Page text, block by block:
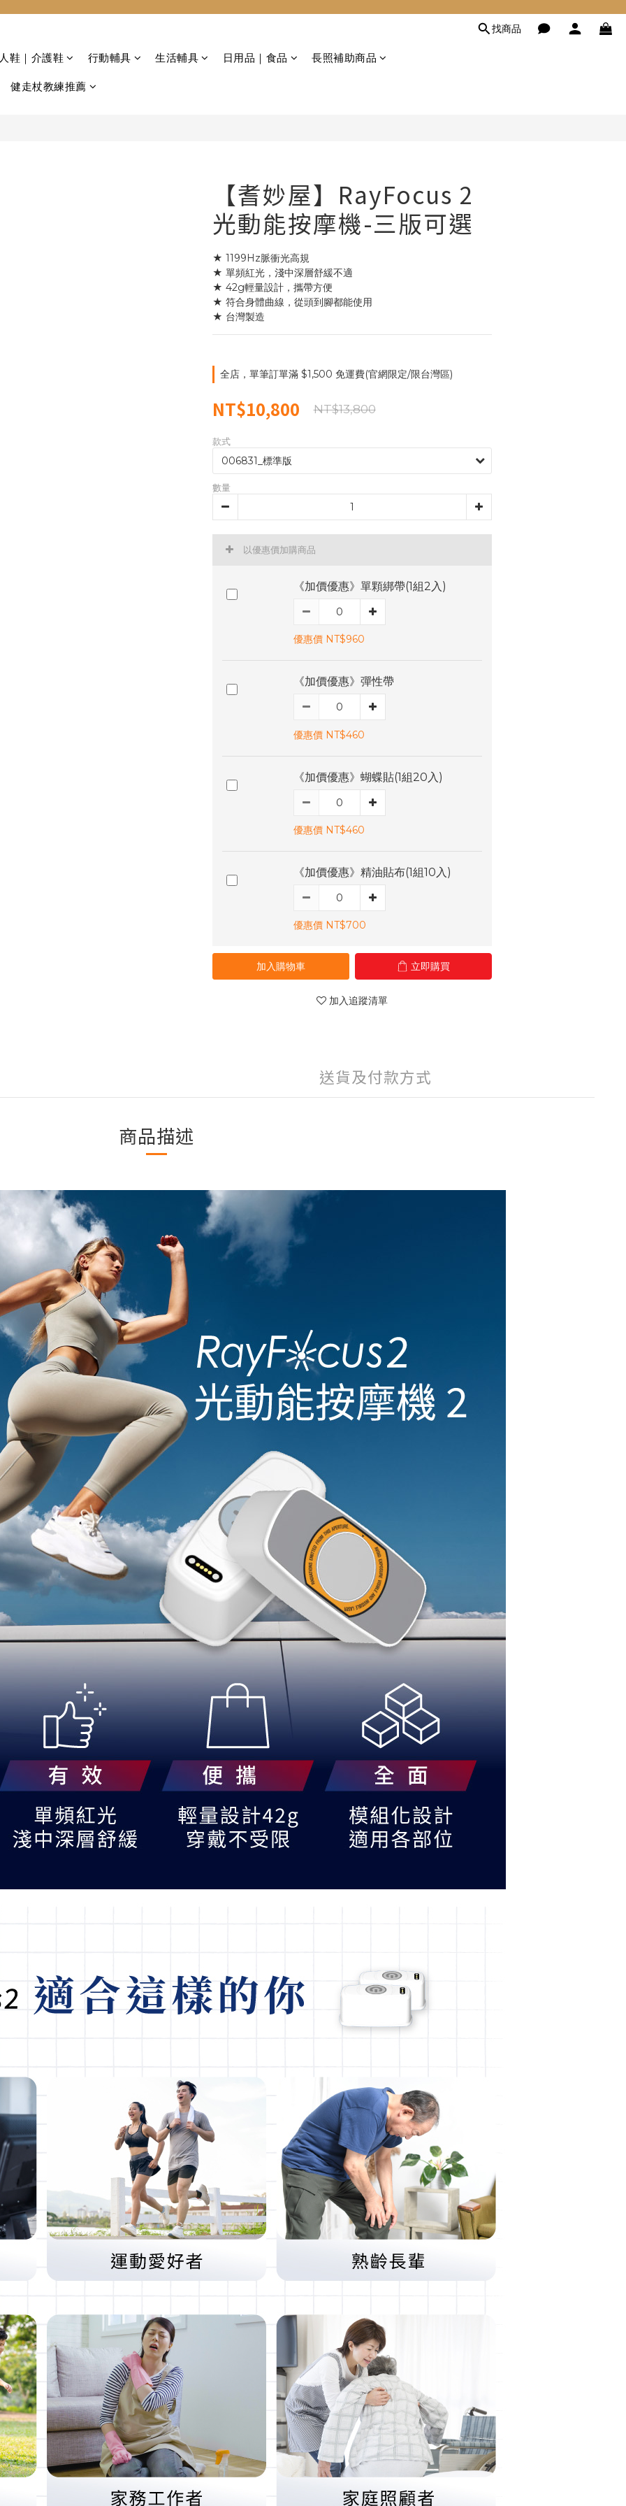
找商品
鞋｜介護鞋 行動輔具 生活輔具 日用品｜食品 長照補助商品
健走杖教練推薦
【耆妙屋】RayFocus 2
光動能按摩機-三版可選
★ 1199Hz脈衝光高規
★ 單頻紅光，淺中深層舒緩不適
★ 42g輕量設計，攜帶方便
★ 符合身體曲線，從頭到腳都能使用
★ 台灣製造
全店，單筆訂單滿 $1,500 免運費(官網限定/限台灣區)
NT$10,800 NT$13,800
款式
數量
以優惠價加購商品
《加價優惠》單顆綁帶(1組2入)
優惠價 NT$960
《加價優惠》彈性帶
優惠價 NT$460
《加價優惠》蝴蝶貼(1組20入)
優惠價 NT$460
《加價優惠》精油貼布(1組10入)
優惠價 NT$700
加入購物車 立即購買
加入追蹤清單
送貨及付款方式
商品描述
立即購買